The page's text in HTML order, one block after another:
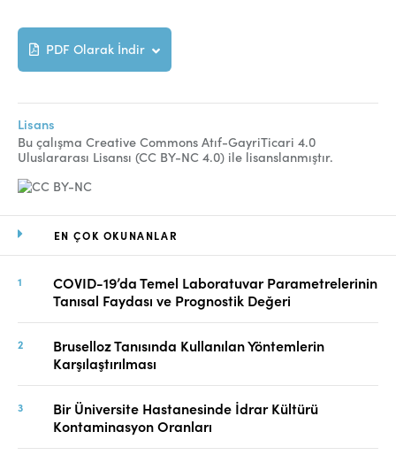
EN ÇOK OKUNANLAR
COVID-19’da Temel Laboratuvar Parametrelerinin
Tanısal Faydası ve Prognostik Değeri
Bruselloz Tanısında Kullanılan Yöntemlerin
Karşılaştırılması
Bir Üniversite Hastanesinde İdrar Kültürü
Kontaminasyon Oranları
PDF Olarak İndir
Lisans
Bu çalışma Creative Commons Atıf-GayriTicari 4.0
Uluslararası Lisansı (CC BY-NC 4.0) ile lisanslanmıştır.